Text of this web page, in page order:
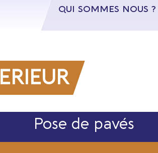
QUI SOMMES NOUS ?
Pose de pavés